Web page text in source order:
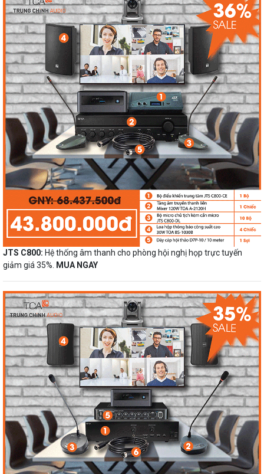
JTS C800: Hệ thống âm thanh cho phòng hội nghị họp trực tuyến
giảm giá 35%. MUA NGAY